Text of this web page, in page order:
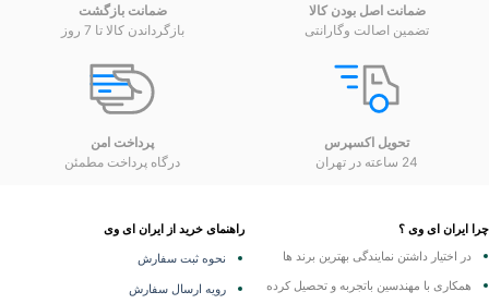
ضمانت اصل بودن کالا
تضمین اصالت وگارانتی
ضمانت بازگشت
بازگرداندن کالا تا 7 روز
تحویل اکسپرس
24 ساعته در تهران
پرداخت امن
درگاه پرداخت مطمئن
ایران ای وی ؟
در اختیار داشتن نمایندگیبهترین برند ها
همکاری با مهندسین باتجربه و تحصیل کرده
راهنمای خرید از ایران ای وی
نحوه ثبت سفارش
رویه ارسال سفارش